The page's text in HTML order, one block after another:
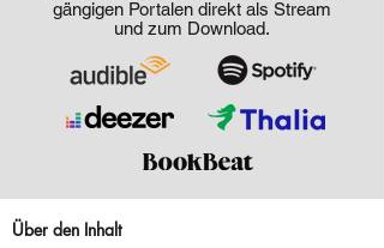
gängigen Portalen direkt als Stream
und zum Download.
Über den Inhalt